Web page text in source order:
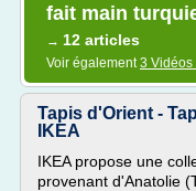
fait main
→ 12 articles
Voir également3 Vidéos
Tapis d'Orient -
IKEA
IKEA propose une
provenant d'Anatolie